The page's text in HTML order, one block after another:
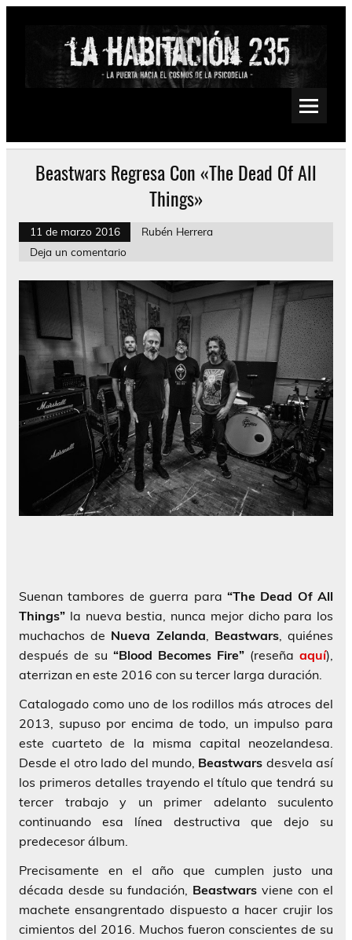
Saltar
Psychedelic, Stoner, Doom, Sludge, Fuzz, Space, Drone
Beastwars Regresa Con «The Dead Of All
Things»
11 de marzo 2016
Rubén Herrera
Deja un comentario
Suenan tambores de guerra para “The Dead Of All
Things” la nueva bestia, nunca mejor dicho para los
muchachos de Nueva Zelanda, Beastwars, quiénes
después de su “Blood Becomes Fire” (reseña aquí),
aterrizan en este 2016 con su tercer larga duración.
Catalogado como uno de los rodillos más atroces del
2013, supuso por encima de todo, un impulso para
este cuarteto de la misma capital neozelandesa.
Desde el otro lado del mundo, Beastwars desvela así
los primeros detalles trayendo el título que tendrá su
tercer trabajo y un primer adelanto suculento
continuando esa línea destructiva que dejo su
predecesor álbum.
Precisamente en el año que cumplen justo una
década desde su fundación, Beastwars viene con el
machete ensangrentado dispuesto a hacer crujir los
cimientos del 2016. Muchos fueron conscientes de su